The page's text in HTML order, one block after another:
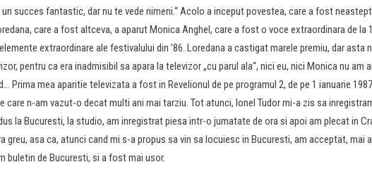
un succes fantastic, dar nu te vede nimeni.“ Acolo a inceput povestea, care a fost
care a fost altceva, a aparut Monica Anghel, care a fost o voce extraordinara de la
extraordinare ale festivalului din ’86. Loredana a castigat marele premiu, dar asta
pentru ca era inadmisibil sa apara la televizor „cu parul ala“, nici eu, nici Monica nu am
Prima mea aparitie televizata a fost in Revelionul de pe programul 2, de pe 1 ianuarie
care n-am vazut-o decat multi ani mai tarziu. Tot atunci, Ionel Tudor mi-a zis sa
la Bucuresti, la studio, am inregistrat piesa intr-o jumatate de ora si apoi am plecat in
greu, asa ca, atunci cand mi s-a propus sa vin sa locuiesc in Bucuresti, am acceptat, mai
buletin de Bucuresti, si a fost mai usor.